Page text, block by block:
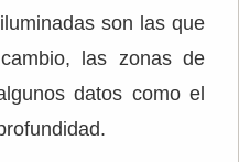
son las que
las zonas de
datos como el